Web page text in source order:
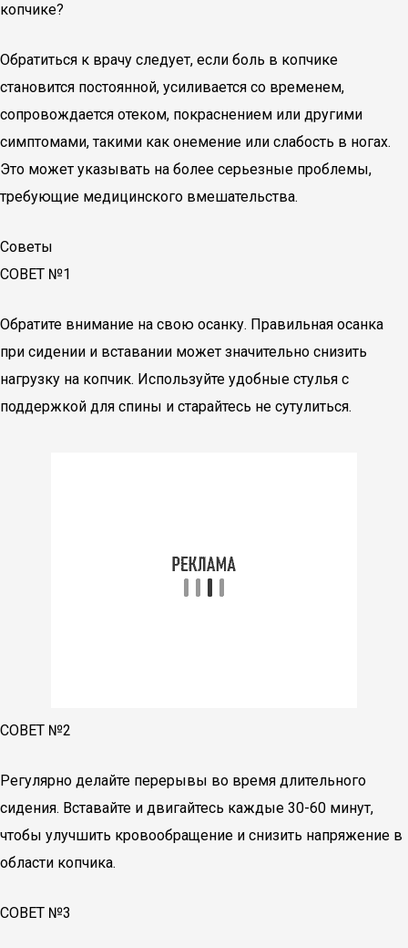
копчике?
Обратиться к врачу следует, если боль в копчике
становится постоянной, усиливается со временем,
сопровождается отеком, покраснением или другими
симптомами, такими как онемение или слабость в ногах.
Это может указывать на более серьезные проблемы,
требующие медицинского вмешательства.
Советы
СОВЕТ №1
Обратите внимание на свою осанку. Правильная осанка
при сидении и вставании может значительно снизить
нагрузку на копчик. Используйте удобные стулья с
поддержкой для спины и старайтесь не сутулиться.
СОВЕТ №2
Регулярно делайте перерывы во время длительного
сидения. Вставайте и двигайтесь каждые 30-60 минут,
чтобы улучшить кровообращение и снизить напряжение в
области копчика.
СОВЕТ №3